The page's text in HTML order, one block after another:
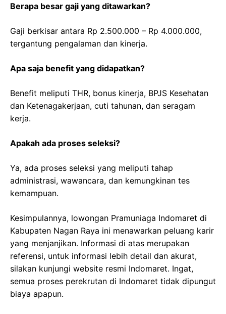
Berapa besar gaji yang ditawarkan?
Gaji berkisar antara Rp 2.500.000 – Rp 4.000.000,
tergantung pengalaman dan kinerja.
Apa saja benefit yang didapatkan?
Benefit meliputi THR, bonus kinerja, BPJS Kesehatan
dan Ketenagakerjaan, cuti tahunan, dan seragam
kerja.
Apakah ada proses seleksi?
Ya, ada proses seleksi yang meliputi tahap
administrasi, wawancara, dan kemungkinan tes
kemampuan.
Kesimpulannya, lowongan Pramuniaga Indomaret di
Kabupaten Nagan Raya ini menawarkan peluang karir
yang menjanjikan. Informasi di atas merupakan
referensi, untuk informasi lebih detail dan akurat,
silakan kunjungi website resmi Indomaret. Ingat,
semua proses perekrutan di Indomaret tidak dipungut
biaya apapun.